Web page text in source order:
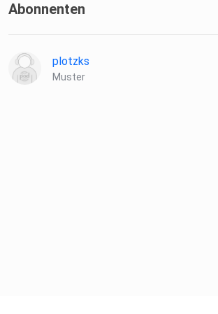
Abonnenten
plotzks
Muster